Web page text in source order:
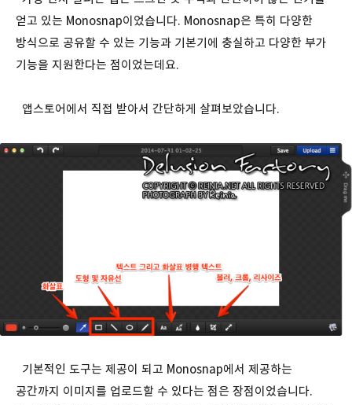
얻고 있는 Monosnap이었습니다. Monosnap은 특히 다양한
방식으로 공유할 수 있는 기능과 기본기에 충실하고 다양한 부가
기능을 지원한다는 점이었는데요.
앱스토어에서 직접 받아서 간단하게 살펴보았습니다.
기본적인 도구는 제공이 되고 Monosnap에서 제공하는
공간까지 이미지를 업로드할 수 있다는 점은 장점이었습니다.